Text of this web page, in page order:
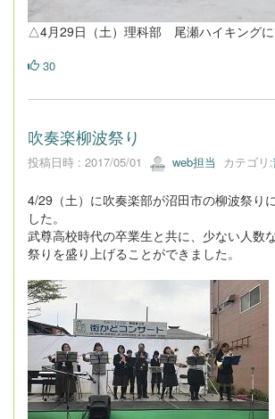
△4月29日（土）理科部 尾瀬ハイキングに
30
吹奏楽柳波祭り
投稿日時 : 2017/05/01 web担当 カテゴリ:
4/29（土）に吹奏楽部が沼田市の柳波祭り
した。
武尊高校時代の卒業生と共に、少ない人数
祭りを盛り上げることができました。